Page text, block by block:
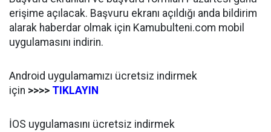
erişime açılacak. Başvuru ekranı açıldığı anda bildirim
alarak haberdar olmak için Kamubulteni.com mobil
uygulamasını indirin.
Android uygulamamızı ücretsiz indirmek
için >>>> TIKLAYIN
İOS uygulamasını ücretsiz indirmek